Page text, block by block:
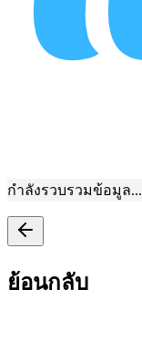
กำลังรวบรวมข้อมูล...
ย้อนกลับ